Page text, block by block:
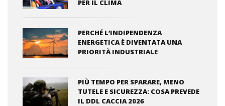
PER IL CLIMA
PERCHÉ L’INDIPENDENZA
ENERGETICA È DIVENTATA UNA
PRIORITÀ INDUSTRIALE
PIÙ TEMPO PER SPARARE, MENO
TUTELE E SICUREZZA: COSA PREVEDE
IL DDL CACCIA 2026